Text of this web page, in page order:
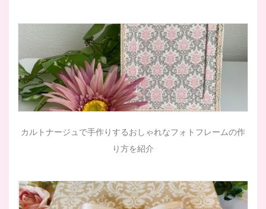
カルトナージュで手作りするおしゃれなフォトフレームの作
り方を紹介